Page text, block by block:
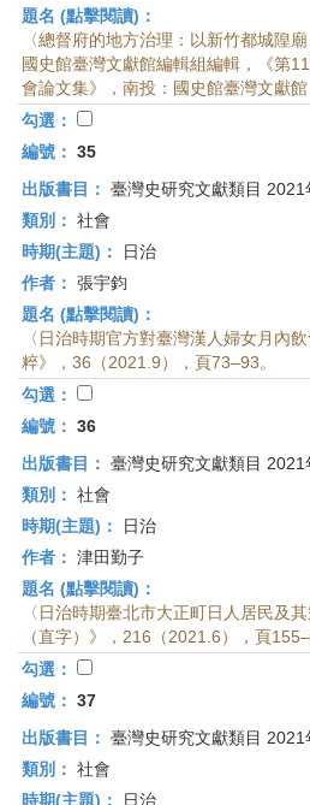
題名 (點擊閱讀)：
〈總督府的地方治理：以新竹都城隍
國史館臺灣文獻館編輯組編輯，《第
會論文集》，南投：國史館臺灣文獻
勾選：
編號： 35
出版書目： 臺灣史研究文獻類目 2021
類別： 社會
時期(主題)：
日治
作者： 張宇鈞
題名 (點擊閱讀)：
〈日治時期官方對臺灣漢人婦女月內
粹》，36（2021.9），頁73–93。
勾選：
編號： 36
出版書目： 臺灣史研究文獻類目 2021
類別： 社會
時期(主題)：
日治
作者： 津田勤子
題名 (點擊閱讀)：
〈日治時期臺北市大正町日人居民及
（直字）》，216（2021.6），頁
勾選：
編號： 37
出版書目： 臺灣史研究文獻類目 2021
類別： 社會
時期(主題)：
日治